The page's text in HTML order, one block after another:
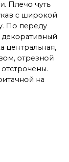
Плечо чуть
с широкой
По переду
центральная,
отрезной
на